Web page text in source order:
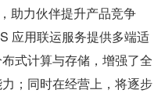
助力伙伴提升产品竞争
应用联运服务提供多端适
式计算与存储，增强了全
；同时在经营上，将逐步